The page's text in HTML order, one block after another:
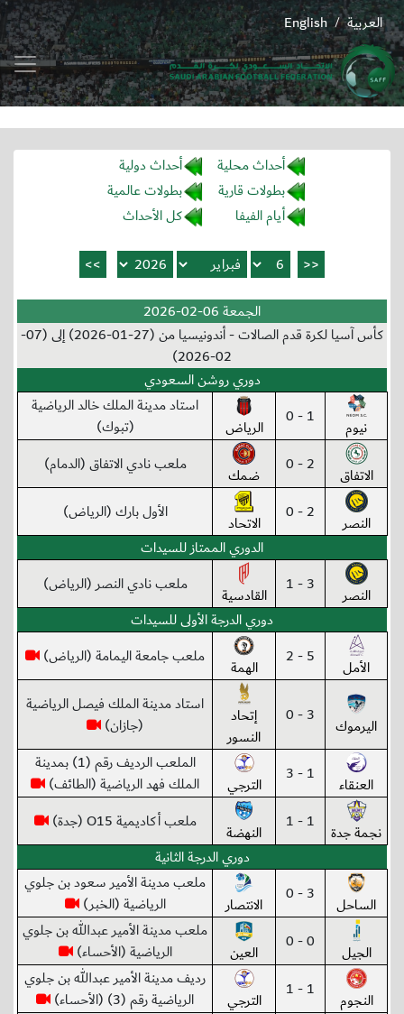
English / العربية
أحداث محلية
أحداث دولية
بطولات قارية
بطولات عالمية
أيام الفيفا
كل الأحداث
الجمعة 06-02-2026
كأس آسيا لكرة قدم الصالات - أندونيسيا من (27-01-2026) إلى (07-
02-2026)
دوري روشن السعودي
نيوم 1 - 0 الرياض
استاد مدينة الملك خالد الرياضية
(تبوك)
الاتفاق 2 - 0 ضمك ملعب نادي الاتفاق (الدمام)
النصر 2 - 0 الاتحاد
الأول بارك (الرياض)
الدوري الممتاز للسيدات
النصر 3 - 1 القادسية
ملعب نادي النصر (الرياض)
دوري الدرجة الأولى للسيدات
الأمل 5 - 2 الهمة ملعب جامعة اليمامة (الرياض)
اليرموك 3 - 0
إتحاد
النسور
استاد مدينة الملك فيصل الرياضية
(جازان)
العنقاء 1 - 3 الترجي
الملعب الرديف رقم (1) بمدينة
الملك فهد الرياضية (الطائف)
نجمة جدة 1 - 1 النهضة
ملعب أكاديمية O15 (جدة)
دوري الدرجة الثانية
الساحل 3 - 0 الانتصار
ملعب مدينة الأمير سعود بن جلوي
الرياضية (الخبر)
الجيل 0 - 0 العين
ملعب مدينة الأمير عبدالله بن جلوي
الرياضية (الأحساء)
النجوم 1 - 1 الترجي
رديف مدينة الأمير عبدالله بن جلوي
الرياضية رقم (3) (الأحساء)